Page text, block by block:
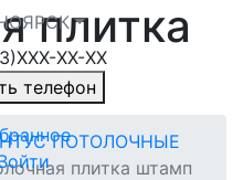
ХХ-XX
телефон
плитка
ПОТОЛОЧНЫЕ
плитка штамп